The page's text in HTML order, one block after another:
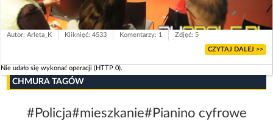
Autor: Arleta_K Kliknięć: 4533 Komentarzy: 1 Zdjęć: 5
CZYTAJ DALEJ >>
Nie udało się wykonać operacji (HTTP 0).
CHMURA TAGÓW
#Policja#mieszkanie#Pianino cyfrowe